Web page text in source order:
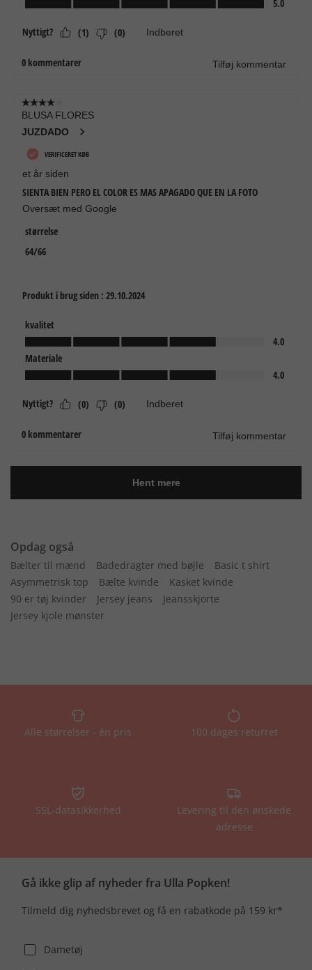
Opdag også
Bælter til mænd Badedragter med bøjle
Basic t shirt
Asymmetrisk top
Bælte kvinde
Kasket kvinde
90 er tøj kvinder
Jersey jeans
Jeansskjorte
Jersey kjole mønster
Alle størrelser - én pris 100 dages returret
SSL-datasikkerhed
Levering til den ønskede
adresse
Gå ikke glip af nyheder fra Ulla Popken!
Tilmeld dig nyhedsbrevet og få en rabatkode på 159 kr*
Dametøj